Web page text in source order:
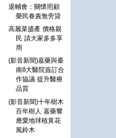
退輔會：關懷照顧
榮民眷責無旁貸
高麗菜盛產 價格親
民 請大家多多享
用
(影音新聞)嘉藥與臺
南8大醫院簽訂合
作協議 提升醫療
品質
(影音新聞)十年樹木
百年樹人 嘉藥響
應愛地球植黃花
風鈴木